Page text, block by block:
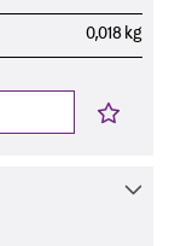
Aktuelles
0,018 kg